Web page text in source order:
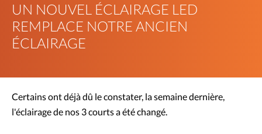
UN NOUVEL ÉCLAIRAGE LED
REMPLACE NOTRE ANCIEN
ÉCLAIRAGE
Certains ont déjà dû le constater, la semaine dernière,
l'éclairage de nos 3 courts a été changé.